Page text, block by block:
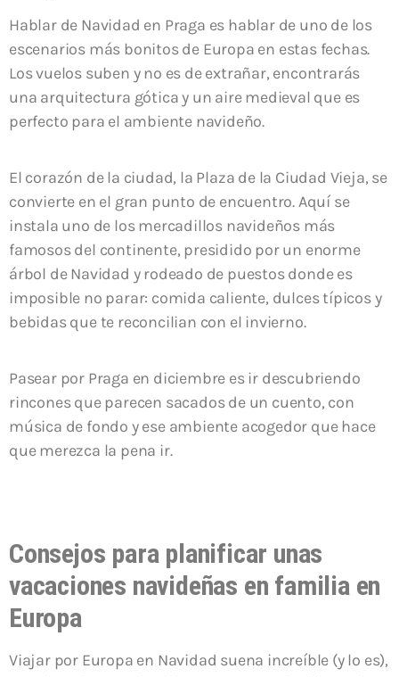
Hablar de Navidad en Praga es hablar de uno de los
escenarios más bonitos de Europa en estas fechas.
Los vuelos suben y no es de extrañar, encontrarás
una arquitectura gótica y un aire medieval que es
perfecto para el ambiente navideño.
El corazón de la ciudad, la Plaza de la Ciudad Vieja, se
convierte en el gran punto de encuentro. Aquí se
instala uno de los mercadillos navideños más
famosos del continente, presidido por un enorme
árbol de Navidad y rodeado de puestos donde es
imposible no parar: comida caliente, dulces típicos y
bebidas que te reconcilian con el invierno.
Pasear por Praga en diciembre es ir descubriendo
rincones que parecen sacados de un cuento, con
música de fondo y ese ambiente acogedor que hace
que merezca la pena ir.
Consejos para planificar unas
vacaciones navideñas en familia en
Europa
Viajar por Europa en Navidad suena increíble (y lo es),